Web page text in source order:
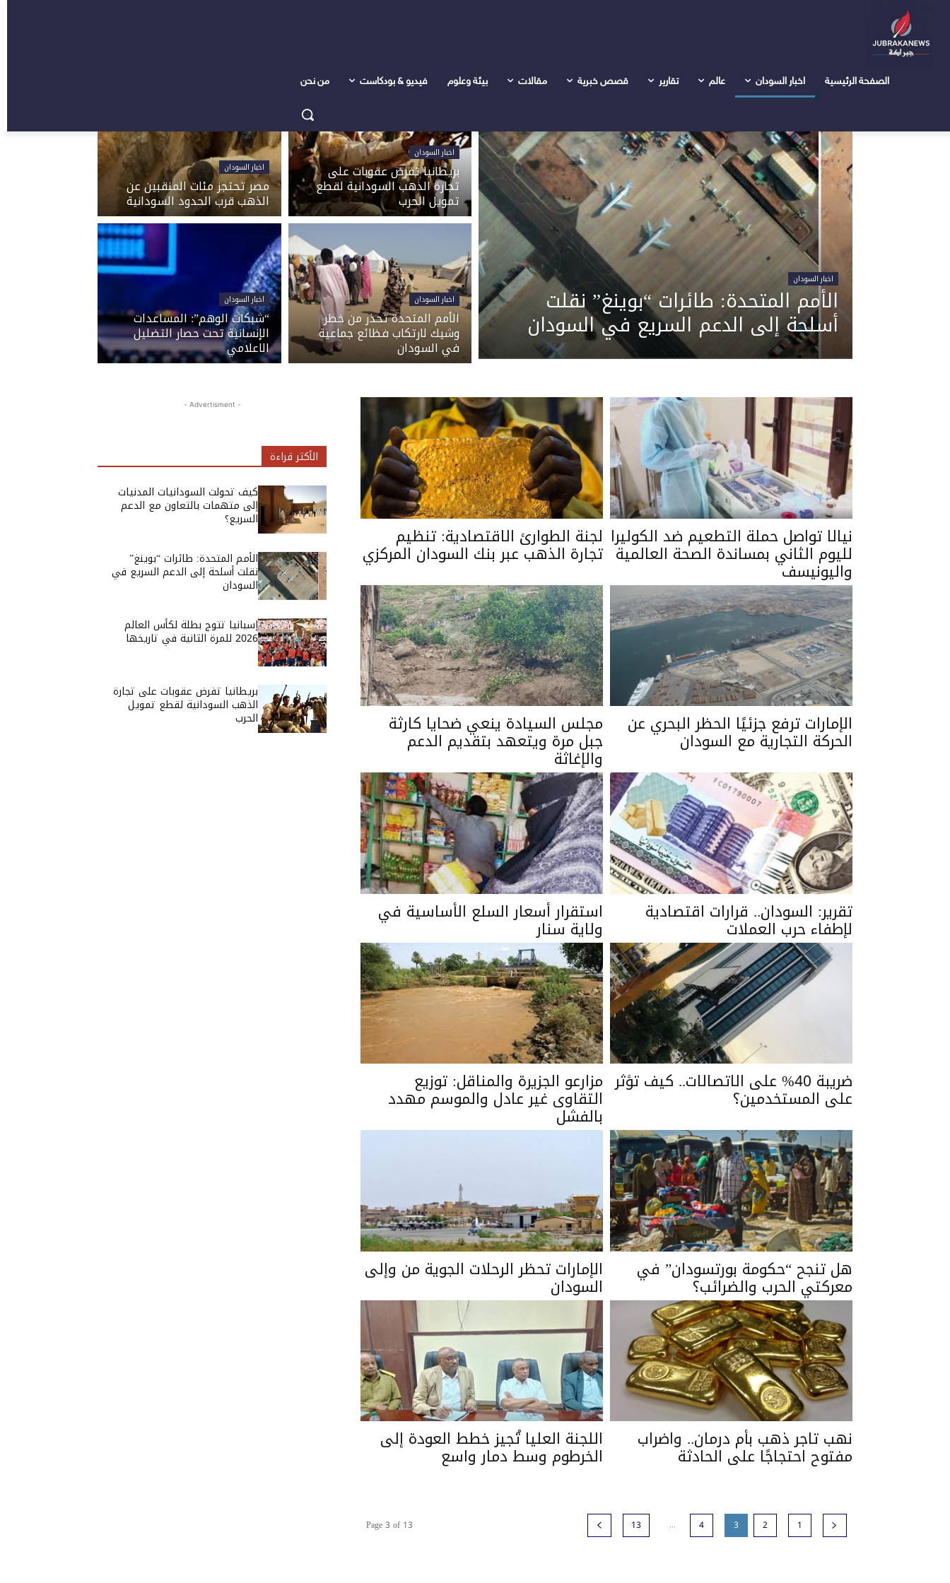
الصفحة الرئيسية اخبار السودان عالم تقارير قصص خبرية مقالات بيئة وعلوم فيديو & بودكاست من نحن
اخبار السودان
الأمم المتحدة: طائرات “بوينغ” نقلت
أسلحة إلى الدعم السريع في السودان
اخبار السودان
بريطانيا تفرض عقوبات على
تجارة الذهب السودانية لقطع
تمويل الحرب
اخبار السودان
مصر تحتجز مئات المنقبين عن
الذهب قرب الحدود السودانية
اخبار السودان
الأمم المتحدة تحذر من خطر
وشيك لارتكاب فظائع جماعية
في السودان
اخبار السودان
“شبكات الوهم”: المساعدات
الإنسانية تحت حصار التضليل
الاعلامي
نيالا تواصل حملة التطعيم ضد الكوليرا
لليوم الثاني بمساندة الصحة العالمية
واليونيسف
لجنة الطوارئ الاقتصادية: تنظيم
تجارة الذهب عبر بنك السودان المركزي
الإمارات ترفع جزئيًا الحظر البحري عن
الحركة التجارية مع السودان
مجلس السيادة ينعي ضحايا كارثة
جبل مرة ويتعهد بتقديم الدعم
والإغاثة
تقرير: السودان.. قرارات اقتصادية
لإطفاء حرب العملات
استقرار أسعار السلع الأساسية في
ولاية سنار
ضريبة 40% على الاتصالات.. كيف تؤثر
على المستخدمين؟
مزارعو الجزيرة والمناقل: توزيع
التقاوى غير عادل والموسم مهدد
بالفشل
هل تنجح “حكومة بورتسودان” في
معركتي الحرب والضرائب؟
الإمارات تحظر الرحلات الجوية من وإلى
السودان
نهب تاجر ذهب بأم درمان.. واضراب
مفتوح احتجاجًا على الحادثة
اللجنة العليا تُجيز خطط العودة إلى
الخرطوم وسط دمار واسع
1
2
3
4
...
13
Page 3 of 13
- Advertisment -
الأكثر قراءة
كيف تحولت السودانيات المدنيات
إلى متهمات بالتعاون مع الدعم
السريع؟
الأمم المتحدة: طائرات “بوينغ”
نقلت أسلحة إلى الدعم السريع في
السودان
إسبانيا تتوج بطلة لكأس العالم
2026 للمرة الثانية في تاريخها
بريطانيا تفرض عقوبات على تجارة
الذهب السودانية لقطع تمويل
الحرب